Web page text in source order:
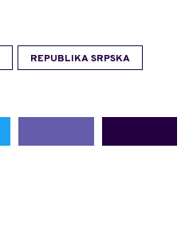
REPUBLIKA SRPSKA